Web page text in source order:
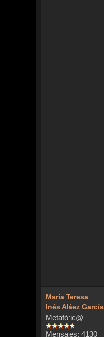
María Teresa
Inés Aláez García
Metafóric@
Mensajes: 4130